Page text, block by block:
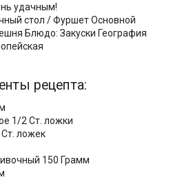
удачным!
стол / Фуршет Основной
Блюдо: Закуски География
рецепта:
1/2 Ст. ложки
ложек
150 Грамм